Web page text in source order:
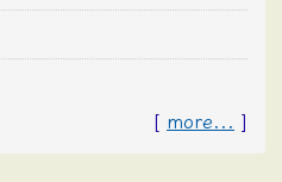
[ more... ]